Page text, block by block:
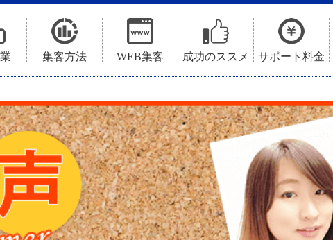
集客方法 WEB集客 成功のススメ サポート料金